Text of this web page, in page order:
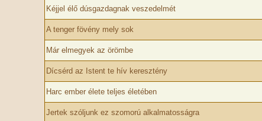
Kéjjel élő dúsgazdagnak veszedelmét
A tenger fövény mely sok
Már elmegyek az örömbe
Dícsérd az Istent te hív keresztény
Harc ember élete teljes életében
Jertek szóljunk ez szomorú alkalmatosságra